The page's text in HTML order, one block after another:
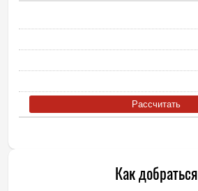
Рассчитать
Как добраться